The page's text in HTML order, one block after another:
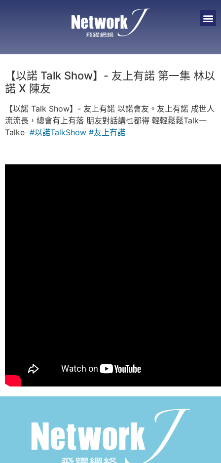
【以諾 Talk Show】- 友上有諾 第一集 林以
諾 X 陳友
【以諾 Talk Show】- 友上有諾 以諾會友。友上有諾 成世人
流流長，總會有上有落 朋友對話講乜都得 輕輕鬆鬆Talk一
Talke #以諾TalkShow #友上有諾